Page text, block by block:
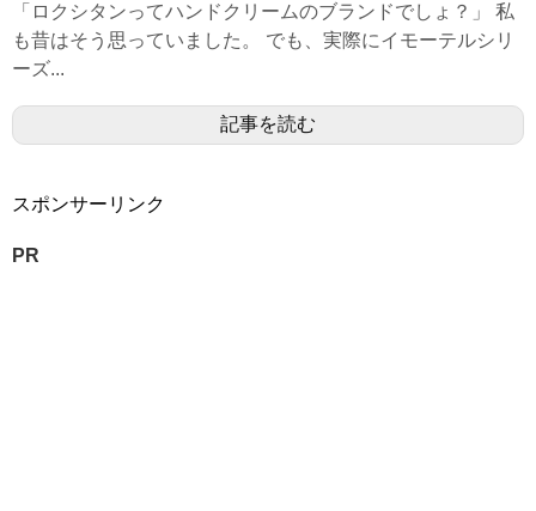
「ロクシタンってハンドクリームのブランドでしょ？」 私
も昔はそう思っていました。 でも、実際にイモーテルシリ
ーズ...
記事を読む
スポンサーリンク
PR